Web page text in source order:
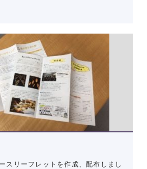
スリーフレットを作成、配布しまし